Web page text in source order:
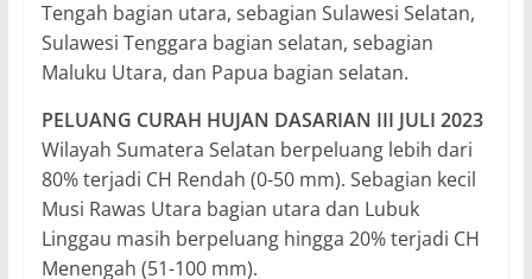
Tengah bagian utara, sebagian Sulawesi Selatan,
Sulawesi Tenggara bagian selatan, sebagian
Maluku Utara, dan Papua bagian selatan.
PELUANG CURAH HUJAN DASARIAN III JULI 2023
Wilayah Sumatera Selatan berpeluang lebih dari
80% terjadi CH Rendah (0-50 mm). Sebagian kecil
Musi Rawas Utara bagian utara dan Lubuk
Linggau masih berpeluang hingga 20% terjadi CH
Menengah (51-100 mm).